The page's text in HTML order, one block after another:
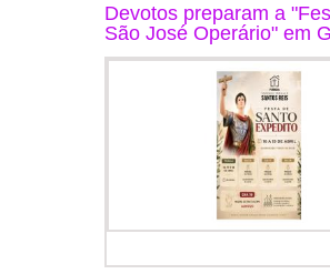
Devotos preparam a
São José Operário" em